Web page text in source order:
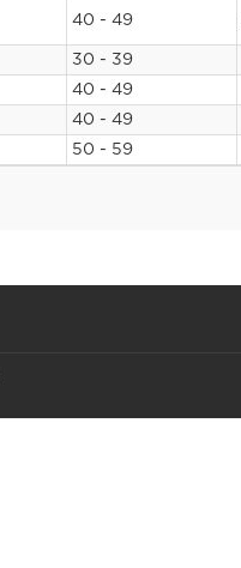
40 - 49
30 - 39
40 - 49
40 - 49
50 - 59